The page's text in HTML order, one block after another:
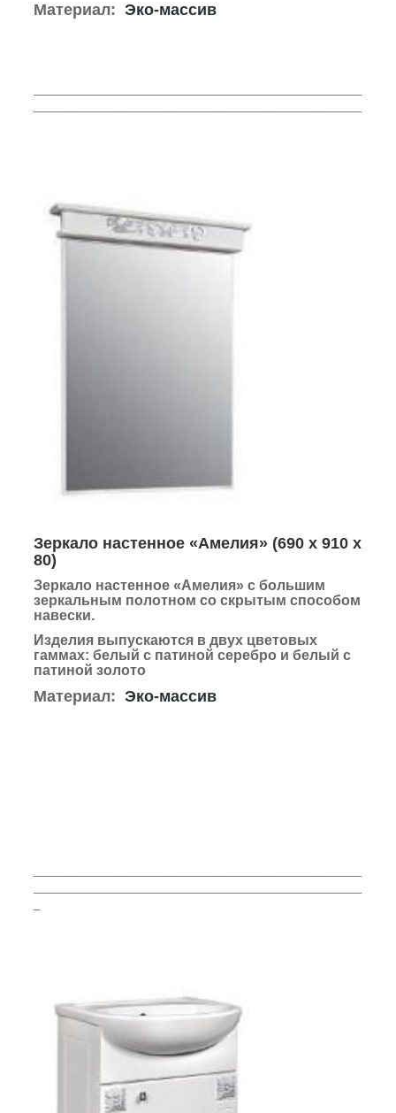
Материал: Эко-массив
Зеркало настенное «Амелия» (690 х 910 х
80)
Зеркало настенное «Амелия» с большим
зеркальным полотном со скрытым способом
навески.
Изделия выпускаются в двух цветовых
гаммах: белый с патиной серебро и белый с
патиной золото
Материал: Эко-массив